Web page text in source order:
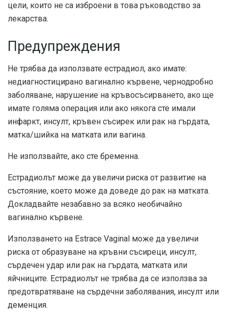
цели, които не са изброени в това ръководство за
лекарства.
Предупреждения
Не трябва да използвате естрадиол, ако имате:
недиагностицирано вагинално кървене, чернодробно
заболяване, нарушение на кръвосъсирването, ако ще
имате голяма операция или ако някога сте имали
инфаркт, инсулт, кръвен съсирек или рак на гърдата,
матка/шийка на матката или вагина.
Не използвайте, ако сте бременна.
Естрадиолът може да увеличи риска от развитие на
състояние, което може да доведе до рак на матката.
Докладвайте незабавно за всяко необичайно
вагинално кървене.
Използването на Estrace Vaginal може да увеличи
риска от образуване на кръвни съсиреци, инсулт,
сърдечен удар или рак на гърдата, матката или
яйчниците. Естрадиолът не трябва да се използва за
предотвратяване на сърдечни заболявания, инсулт или
деменция.